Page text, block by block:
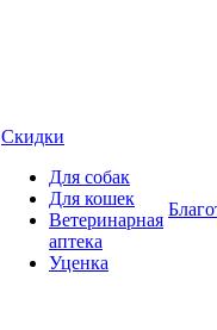
Скидки
Для собак
Для кошек
Ветеринарная
аптека
Уценка